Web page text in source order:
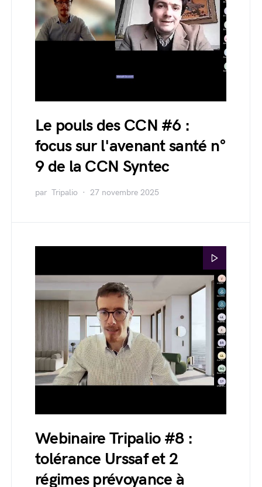
Le pouls des CCN #6 :
focus sur l'avenant santé n°
9 de la CCN Syntec
par Tripalio 27 novembre 2025
Webinaire Tripalio #8 :
tolérance Urssaf et 2
régimes prévoyance à